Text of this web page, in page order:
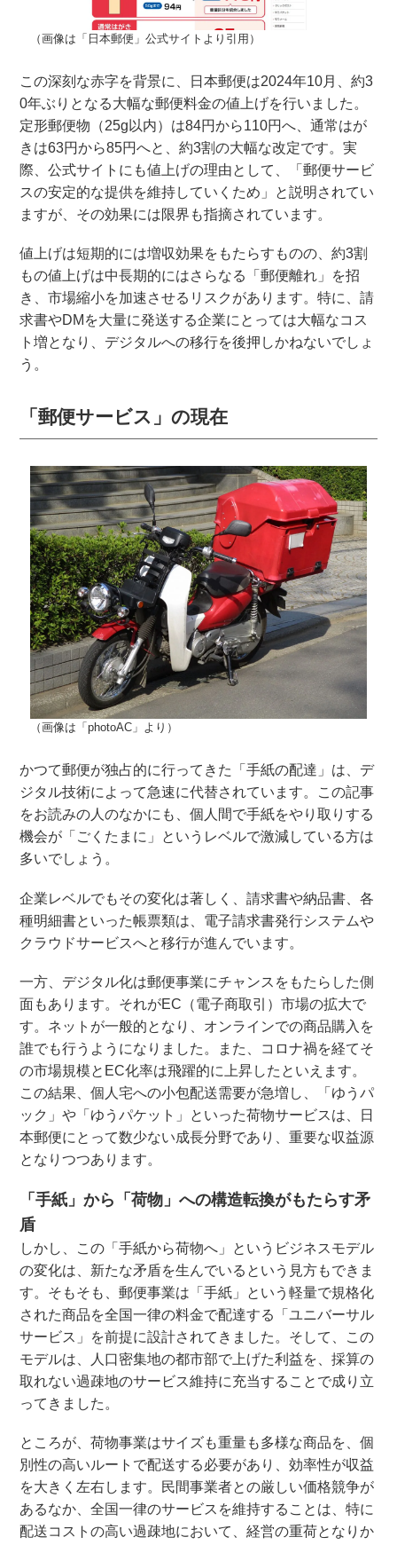
（画像は「日本郵便」公式サイトより引用）
この深刻な赤字を背景に、日本郵便は2024年10月、約3
0年ぶりとなる大幅な郵便料金の値上げを行いました。
定形郵便物（25g以内）は84円から110円へ、通常はが
きは63円から85円へと、約3割の大幅な改定です。実
際、公式サイトにも値上げの理由として、「郵便サービ
スの安定的な提供を維持していくため」と説明されてい
ますが、その効果には限界も指摘されています。
値上げは短期的には増収効果をもたらすものの、約3割
もの値上げは中長期的にはさらなる「郵便離れ」を招
き、市場縮小を加速させるリスクがあります。特に、請
求書やDMを大量に発送する企業にとっては大幅なコス
ト増となり、デジタルへの移行を後押しかねないでしょ
う。
「郵便サービス」の現在
（画像は「photoAC」より）
かつて郵便が独占的に行ってきた「手紙の配達」は、デ
ジタル技術によって急速に代替されています。この記事
をお読みの人のなかにも、個人間で手紙をやり取りする
機会が「ごくたまに」というレベルで激減している方は
多いでしょう。
企業レベルでもその変化は著しく、請求書や納品書、各
種明細書といった帳票類は、電子請求書発行システムや
クラウドサービスへと移行が進んでいます。
一方、デジタル化は郵便事業にチャンスをもたらした側
面もあります。それがEC（電子商取引）市場の拡大で
す。ネットが一般的となり、オンラインでの商品購入を
誰でも行うようになりました。また、コロナ禍を経てそ
の市場規模とEC化率は飛躍的に上昇したといえます。
この結果、個人宅への小包配送需要が急増し、「ゆうパ
ック」や「ゆうパケット」といった荷物サービスは、日
本郵便にとって数少ない成長分野であり、重要な収益源
となりつつあります。
「手紙」から「荷物」への構造転換がもたらす矛
盾
しかし、この「手紙から荷物へ」というビジネスモデル
の変化は、新たな矛盾を生んでいるという見方もできま
す。そもそも、郵便事業は「手紙」という軽量で規格化
された商品を全国一律の料金で配達する「ユニバーサル
サービス」を前提に設計されてきました。そして、この
モデルは、人口密集地の都市部で上げた利益を、採算の
取れない過疎地のサービス維持に充当することで成り立
ってきました。
ところが、荷物事業はサイズも重量も多様な商品を、個
別性の高いルートで配送する必要があり、効率性が収益
を大きく左右します。民間事業者との厳しい価格競争が
あるなか、全国一律のサービスを維持することは、特に
配送コストの高い過疎地において、経営の重荷となりか